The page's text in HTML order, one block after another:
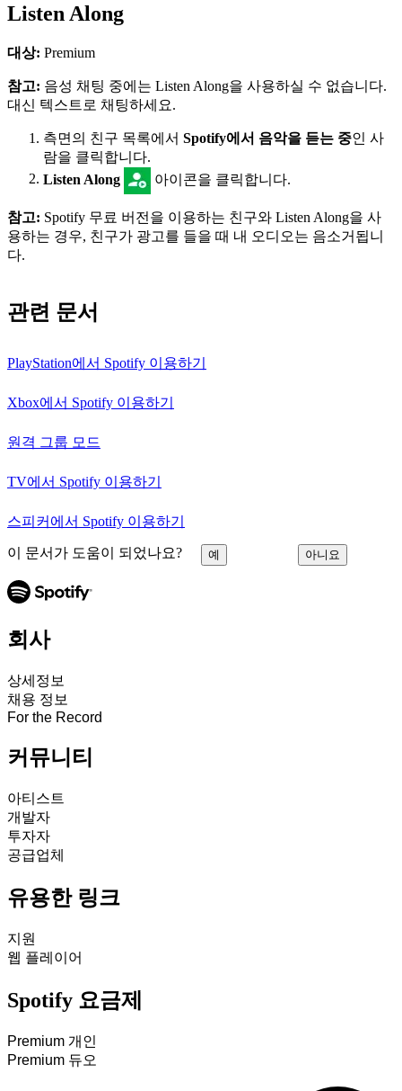
Listen Along
대상: Premium
참고: 음성 채팅 중에는 Listen Along을 사용하실 수 없습니다.
대신 텍스트로 채팅하세요.
측면의 친구 목록에서 Spotify에서 음악을 듣는 중인 사
람을 클릭합니다.
Listen Along
아이콘을 클릭합니다.
참고: Spotify 무료 버전을 이용하는 친구와 Listen Along을 사
용하는 경우, 친구가 광고를 들을 때 내 오디오는 음소거됩니
다.
관련 문서
PlayStation에서 Spotify 이용하기
Xbox에서 Spotify 이용하기
원격 그룹 모드
TV에서 Spotify 이용하기
스피커에서 Spotify 이용하기
이 문서가 도움이 되었나요? 예 아니요
회사
상세정보
채용 정보
For the Record
커뮤니티
아티스트
개발자
투자자
공급업체
유용한 링크
지원
웹 플레이어
Spotify 요금제
Premium 개인
Premium 듀오